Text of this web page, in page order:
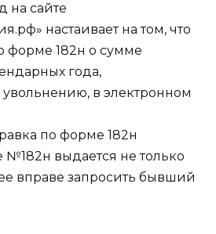
на сайте
настаивает на том, что
форме 182н о сумме
года,
в электронном
по форме 182н
выдается не только
вправе запросить бывший